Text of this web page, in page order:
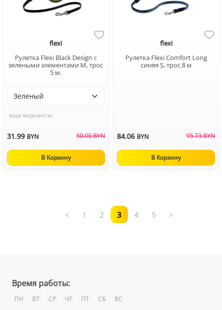
flexi
Рулетка Flexi Black Design c
зелеными элементами M, трос
5 м.
еще варианты
31.99 BYN 50.00 BYN
В Корзину
flexi
Рулетка Flexi Comfort Long
синяя S, трос 8 м
84.06 BYN 95.73 BYN
В Корзину
< 1 2 3 4 5 >
Время работы:
ПН ВТ СР ЧТ ПТ СБ ВС